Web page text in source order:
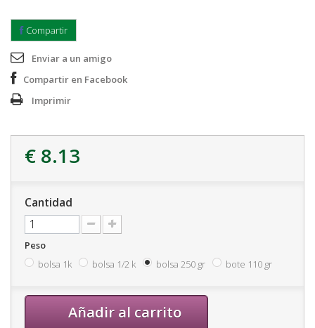
Compartir
Enviar a un amigo
Compartir en Facebook
Imprimir
€ 8.13
Cantidad
Peso
bolsa 1k
bolsa 1/2 k bolsa 250 gr bote 110 gr
Añadir al carrito